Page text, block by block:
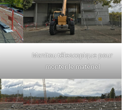
Manitou télescopique pour
monter le matériel